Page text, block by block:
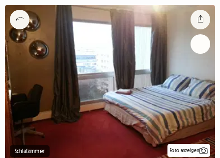
Schlafzimmer Foto anzeigen